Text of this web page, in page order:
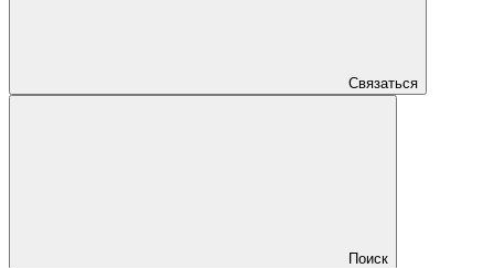
Связаться
Поиск